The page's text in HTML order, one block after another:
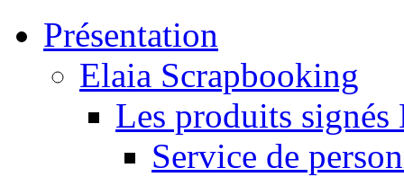
Présentation
Elaia Scrapbooking
Les produits signés
Service de